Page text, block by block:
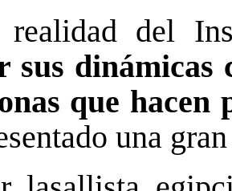
del
sus
que
una